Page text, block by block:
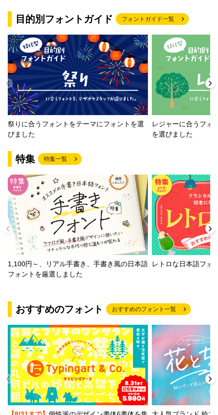
目的別フォントガイド フォントガイド一覧
祭りに合うフォントをテーマにフォントを選
びました
レジャーに合うフォ
を選びました
特集 特集一覧
1,100円～、リアル手書き、手書き風の日本語
フォントを厳選しました
レトロな日本語フォ
おすすめのフォント おすすめのフォント一覧